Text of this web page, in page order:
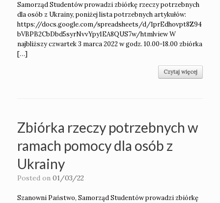
Samorząd Studentów prowadzi zbiórkę rzeczy potrzebnych
dla osób z Ukrainy, poniżej lista potrzebnych artykułów:
https://docs.google.com/spreadsheets/d/1prEdhovpt8Z94
bVBPB2CbDbd5syrNvvYpy1EA8QUS7w/htmlview W
najbliższy czwartek 3 marca 2022 w godz. 10.00-18.00 zbiórka
[…]
Czytaj więcej
Zbiórka rzeczy potrzebnych w
ramach pomocy dla osób z
Ukrainy
Posted on 01/03/22
Szanowni Państwo, Samorząd Studentów prowadzi zbiórkę